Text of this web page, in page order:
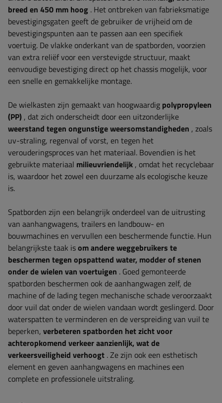
breed en 450 mm hoog . Het ontbreken van fabrieksmatige
bevestigingsgaten geeft de gebruiker de vrijheid om de
bevestigingspunten aan te passen aan een specifiek
voertuig. De vlakke onderkant van de spatborden, voorzien
van extra reliëf voor een verstevigde structuur, maakt
eenvoudige bevestiging direct op het chassis mogelijk, voor
een snelle en gemakkelijke montage.
De wielkasten zijn gemaakt van hoogwaardig polypropyleen
(PP) , dat zich onderscheidt door een uitzonderlijke
weerstand tegen ongunstige weersomstandigheden , zoals
uv-straling, regenval of vorst, en tegen het
verouderingsproces van het materiaal. Bovendien is het
gebruikte materiaal milieuvriendelijk , omdat het recyclebaar
is, waardoor het zowel een duurzame als ecologische keuze
is.
Spatborden zijn een belangrijk onderdeel van de uitrusting
van aanhangwagens, trailers en landbouw- en
bouwmachines en vervullen een beschermende functie. Hun
belangrijkste taak isom andere weggebruikers te
beschermen tegen opspattend water, modder of stenen
onder de wielen van voertuigen . Goed gemonteerde
spatborden beschermen ook de aanhangwagen zelf, de
machine of de lading tegen mechanische schade veroorzaakt
door vuil dat onder de wielen vandaan wordt geslingerd. Door
waterspatten te verminderen en de verspreiding van vuil te
beperken, verbeteren spatborden het zicht voor
achteropkomend verkeer aanzienlijk, wat de
verkeersveiligheid verhoogt . Ze zijn ook een esthetisch
element en geven aanhangwagens en machines een
complete en professionele uitstraling.